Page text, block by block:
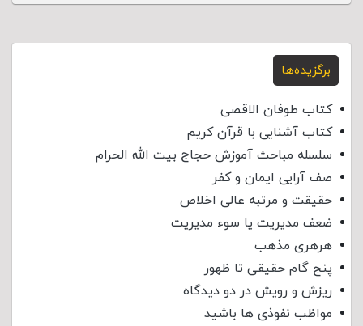
برگزیده‌ها
کتاب طوفان الاقصی
کتاب آشنایی با قرآن کریم
سلسله مباحث آموزش حجاج بیت الله الحرام
صف آرایی ایمان و کفر
حقیقت و مرتبه عالی اخلاص
ضعف مدیریت یا سوء مدیریت
هرهری مذهب
پنج گام حقیقی تا ظهور
ریزش و رویش در دو دیدگاه
مواظب نفوذی‌ ها باشید